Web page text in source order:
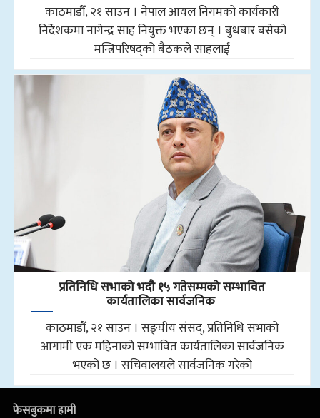
काठमाडौँ, २१ साउन । नेपाल आयल निगमको कार्यकारी
निर्देशकमा नागेन्द्र साह नियुक्त भएका छन् । बुधबार बसेको
मन्त्रिपरिषद्को बैठकले साहलाई
प्रतिनिधि सभाको भदौ १५ गतेसम्मको सम्भावित
कार्यतालिका सार्वजनिक
काठमाडौँ, २१ साउन । सङ्घीय संसद्, प्रतिनिधि सभाको
आगामी एक महिनाको सम्भावित कार्यतालिका सार्वजनिक
भएको छ । सचिवालयले सार्वजनिक गरेको
फेसबुकमा हामी